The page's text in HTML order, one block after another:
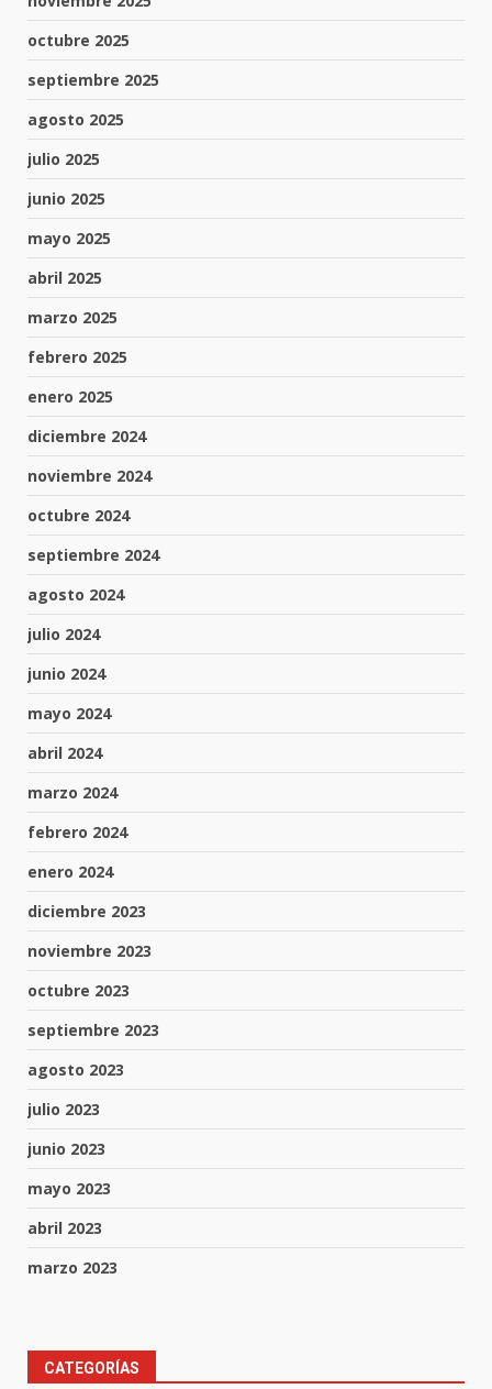
octubre 2025
septiembre 2025
agosto 2025
julio 2025
junio 2025
mayo 2025
abril 2025
marzo 2025
febrero 2025
enero 2025
diciembre 2024
noviembre 2024
octubre 2024
septiembre 2024
agosto 2024
julio 2024
junio 2024
mayo 2024
abril 2024
marzo 2024
febrero 2024
enero 2024
diciembre 2023
noviembre 2023
octubre 2023
septiembre 2023
agosto 2023
julio 2023
junio 2023
mayo 2023
abril 2023
marzo 2023
CATEGORÍAS